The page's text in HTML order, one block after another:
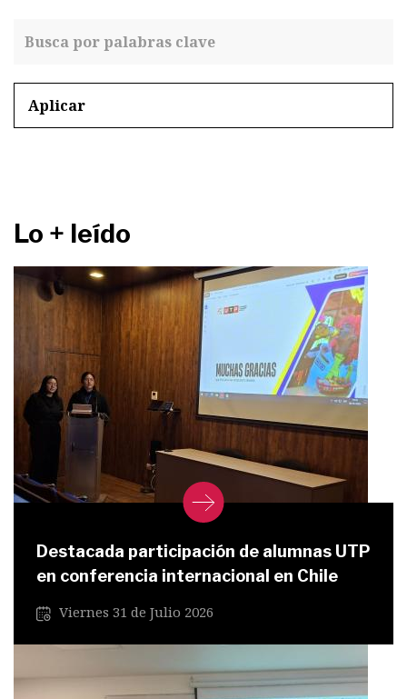
Aplicar
Lo + leído
Destacada participación de alumnas UTP
en conferencia internacional en Chile
Viernes 31 de Julio 2026